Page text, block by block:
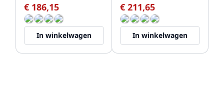
€ 186,15
In winkelwagen
€ 211,65
In winkelwagen